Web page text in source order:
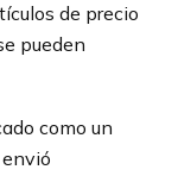
de precio
pueden
como un